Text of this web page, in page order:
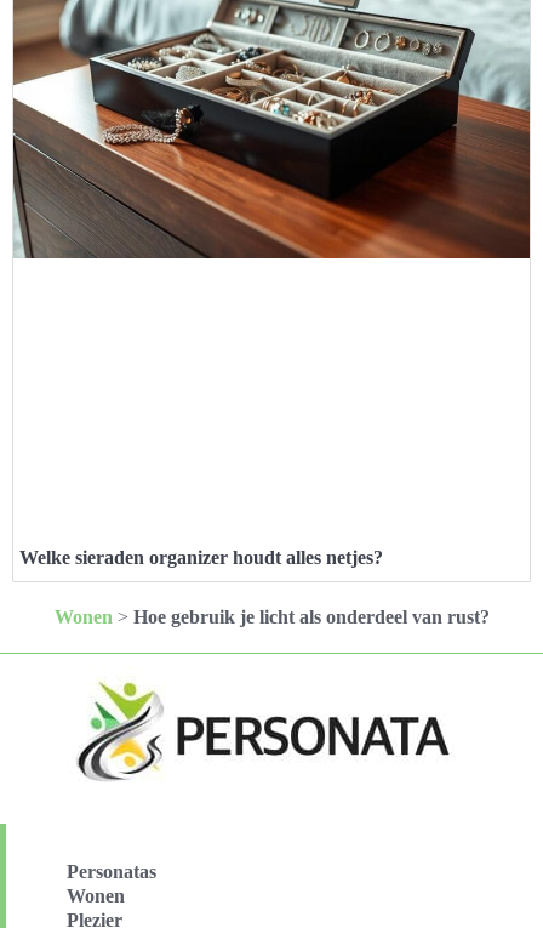
Welke sieraden organizer houdt alles netjes?
Wonen > Hoe gebruik je licht als onderdeel van rust?
Personatas
Wonen
Plezier